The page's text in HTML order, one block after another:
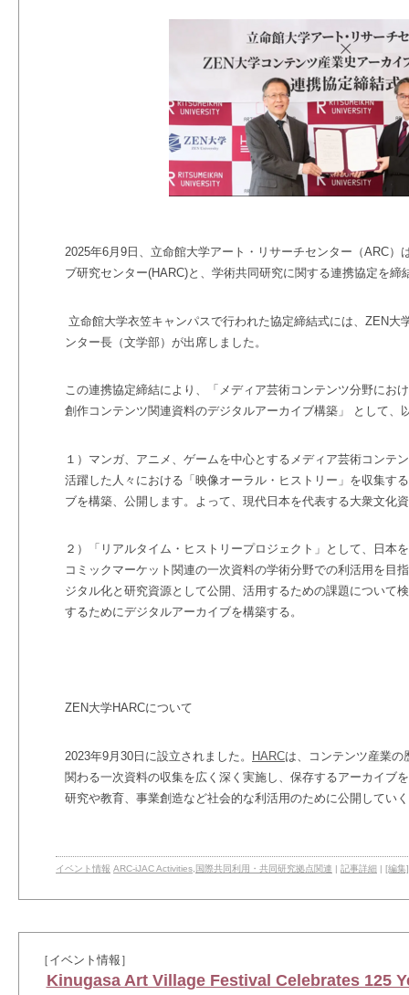
2025年6月 9 日、立命館大学アート・リサーチセンター（ARC）
ブ研究センター(HARC)と、学術共同研究に関する連携協定を締
立命館大学衣笠キャンパスで行われた協定締結式には、 ZEN大
ンター長（文学部）が出席しました。
この連携協定締結により、「メディア芸術コンテンツ分野にお
創作コンテンツ関連資料のデジタルアーカイブ構築」 として、
１）マンガ、アニメ、ゲームを中心とするメディア芸術コンテ
活躍した人々における「映像オーラル・ヒストリー」を収集す
ブを構築、公開します。よって、現代日本を代表する大衆文化
２）「リアルタイム・ヒストリープロジェクト」として、日本
コミックマーケット関連の一次資料の学術分野での利活用を目
ジタル化と研究資源として公開、活用するための課題について
するためにデジタルアーカイブを構築する。
ZEN大学HARCについて
2023年9 月 30日に設立されました。 HARCは、コンテンツ産業の
関わる一次資料の収集を広く深く実施し、保存するアーカイブ
研究や教育、事業創造など社会的な利活用のために公開してい
イベント情報 ARC-iJAC Activities 国際共同利用・共同研究拠点関連 | 記事詳細 | [編集]
［イベント情報］
Kinugasa Art Village Festival Celebrates 125